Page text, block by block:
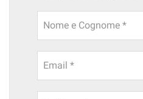
Nome e Cognome *
Email *